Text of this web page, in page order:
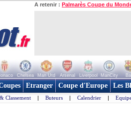
A retenir : Palmarès Coupe du
Chelsea Man Utd Arsenal Liverpool ManCity
Etranger Coupe d'Europe Les
Classement | Buteurs | Calendrier |